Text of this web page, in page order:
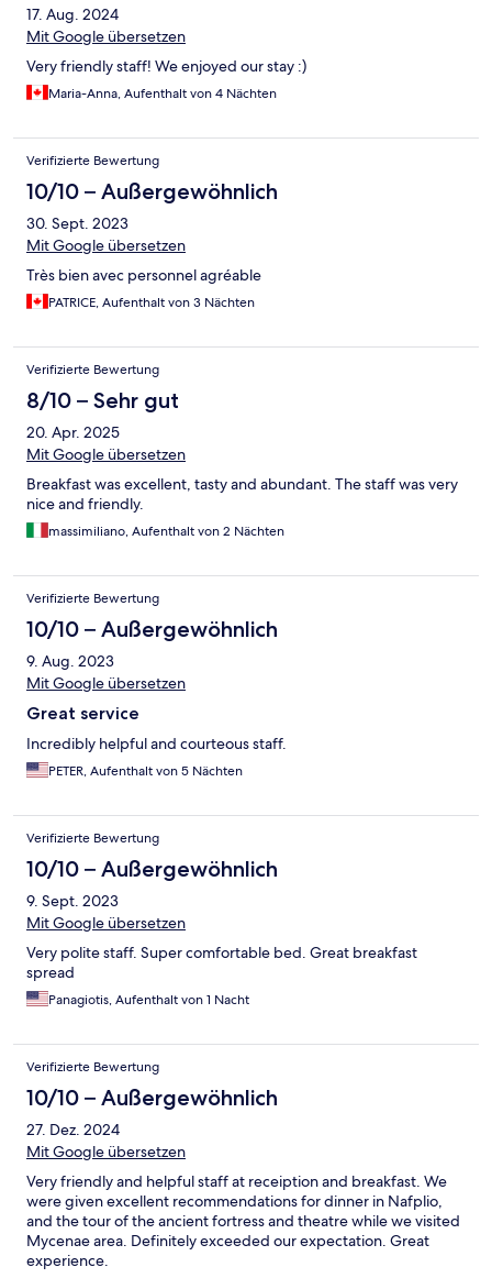
17. Aug. 2024
Mit Google übersetzen
Very friendly staff! We enjoyed our stay :)
Maria-Anna, Aufenthalt von 4 Nächten
Verifizierte Bewertung
10/10 – Außergewöhnlich
30. Sept. 2023
Mit Google übersetzen
Très bien avec personnel agréable
PATRICE, Aufenthalt von 3 Nächten
Verifizierte Bewertung
8/10 – Sehr gut
20. Apr. 2025
Mit Google übersetzen
Breakfast was excellent, tasty and abundant. The staff was very
nice and friendly.
massimiliano, Aufenthalt von 2 Nächten
Verifizierte Bewertung
10/10 – Außergewöhnlich
9. Aug. 2023
Mit Google übersetzen
Great service
Incredibly helpful and courteous staff.
PETER, Aufenthalt von 5 Nächten
Verifizierte Bewertung
10/10 – Außergewöhnlich
9. Sept. 2023
Mit Google übersetzen
Very polite staff. Super comfortable bed. Great breakfast
spread
Panagiotis, Aufenthalt von 1 Nacht
Verifizierte Bewertung
10/10 – Außergewöhnlich
27. Dez. 2024
Mit Google übersetzen
Very friendly and helpful staff at receiption and breakfast. We
were given excellent recommendations for dinner in Nafplio,
and the tour of the ancient fortress and theatre while we visited
Mycenae area. Definitely exceeded our expectation. Great
experience.